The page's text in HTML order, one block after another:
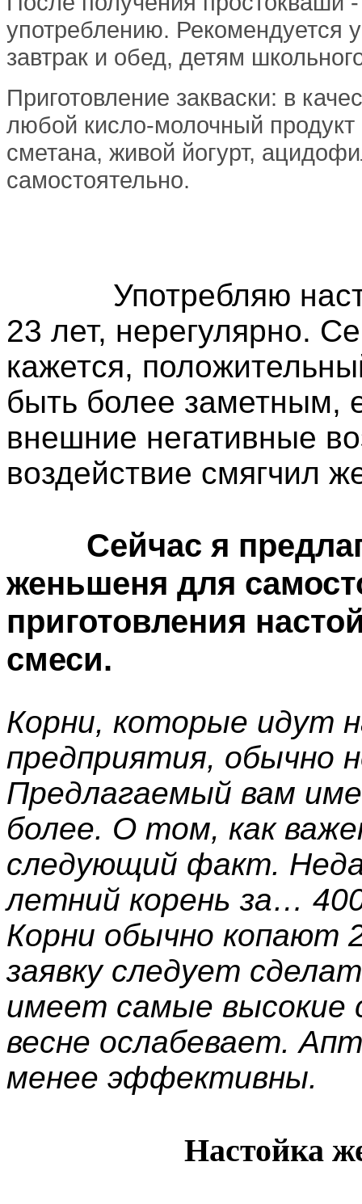
употреблению. Рекомендуется
завтрак и обед, детям
Приготовление закваски: в
любой кисло-молочный
сметана, живой йогурт,
самостоятельно.
Употребляю
23 лет, нерегулярно.
кажется,
быть более заметным,
внешние негативные
воздействие смягчил
Сейчас я
женьшеня для
приготовления
смеси.
Корни, которые идут
предприятия, обычно
Предлагаемый вам
более. О том, как
следующий факт.
летний корень за…
Корни обычно копают
заявку следует
имеет самые высокие
весне ослабевает.
менее эффективны.
Настойка